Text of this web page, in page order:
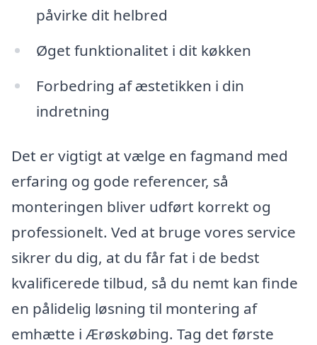
påvirke dit helbred
Øget funktionalitet i dit køkken
Forbedring af æstetikken i din
indretning
Det er vigtigt at vælge en fagmand med
erfaring og gode referencer, så
monteringen bliver udført korrekt og
professionelt. Ved at bruge vores service
sikrer du dig, at du får fat i de bedst
kvalificerede tilbud, så du nemt kan finde
en pålidelig løsning til montering af
emhætte i Ærøskøbing. Tag det første